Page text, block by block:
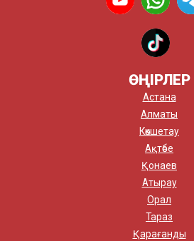
ӨҢІРЛЕР
Астана
Алматы
Көкшетау
Ақтөбе
Қонаев
Атырау
Орал
Тараз
Қарағанды